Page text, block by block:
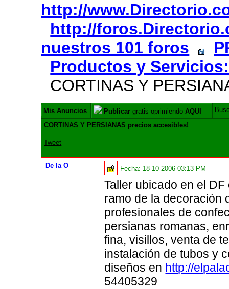
http://
http://
nuestros 101 foros
Productos y
CORTINAS Y
Mis Anuncios Publicar gratis oprimiendoAQUI
CORTINAS Y PERSIANAS precios accesibles!
Tweet
De la O Fecha: 18-10-2006 03:13 PM
Taller ubicado en el
ramo de la decoración
profesionales de
persianas romanas,
fina, visillos, venta de
instalación de tubos y
diseños en http://
54405329